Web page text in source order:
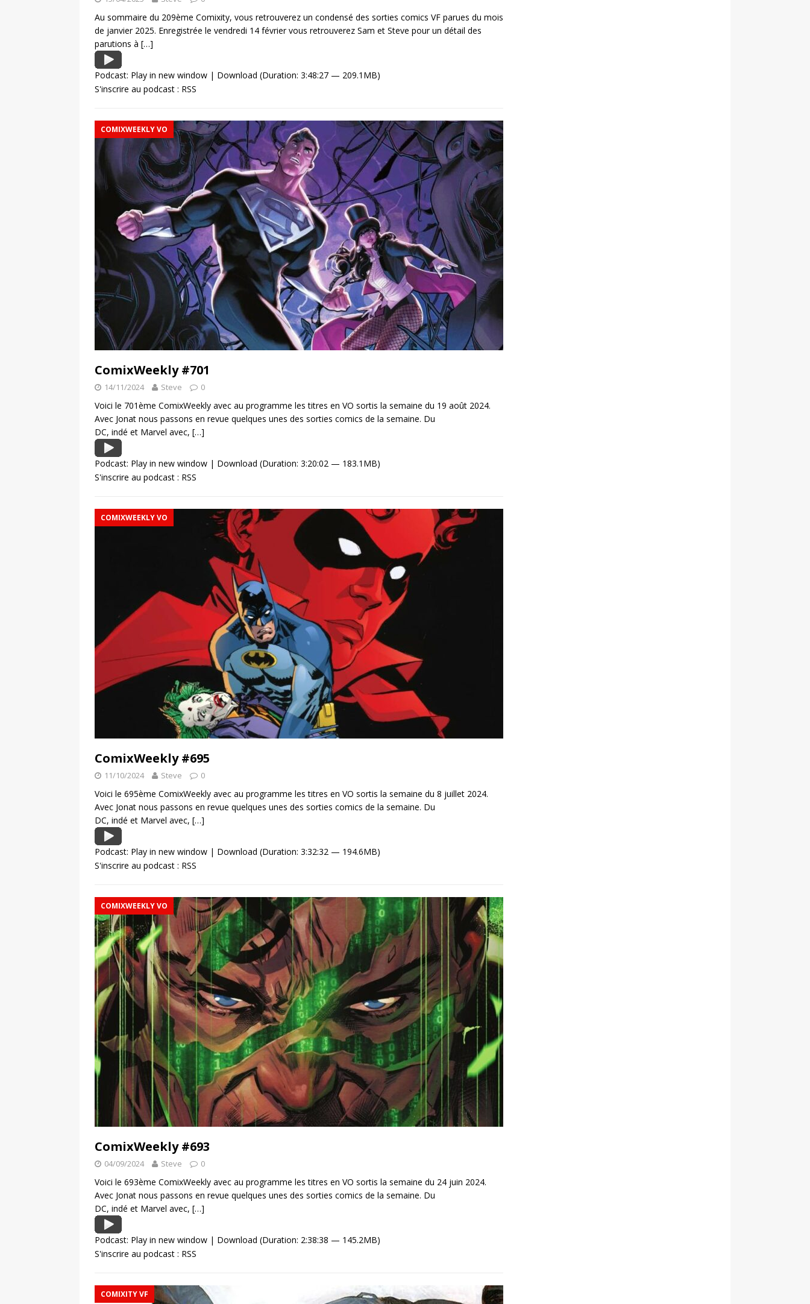
Au sommaire du 209ème Comixity, vous retrouverez un condensé des sorties comics VF parues du mois
de janvier 2025. Enregistrée le vendredi 14 février vous retrouverez Sam et Steve pour un détail des
parutions à […]
Podcast: Play in new window | Download (Duration: 3:48:27 — 209.1MB)
S'inscrire au podcast : RSS
COMIXWEEKLY VO
ComixWeekly #701
14/11/2024 Steve 0
Voici le 701ème ComixWeekly avec au programme les titres en VO sortis la semaine du 19 août 2024.
Avec Jonat nous passons en revue quelques unes des sorties comics de la semaine. Du
DC, indé et Marvel avec, […]
Podcast: Play in new window | Download (Duration: 3:20:02 — 183.1MB)
S'inscrire au podcast : RSS
COMIXWEEKLY VO
ComixWeekly #695
11/10/2024 Steve 0
Voici le 695ème ComixWeekly avec au programme les titres en VO sortis la semaine du 8 juillet 2024.
Avec Jonat nous passons en revue quelques unes des sorties comics de la semaine. Du
DC, indé et Marvel avec, […]
Podcast: Play in new window | Download (Duration: 3:32:32 — 194.6MB)
S'inscrire au podcast : RSS
COMIXWEEKLY VO
ComixWeekly #693
04/09/2024 Steve 0
Voici le 693ème ComixWeekly avec au programme les titres en VO sortis la semaine du 24 juin 2024.
Avec Jonat nous passons en revue quelques unes des sorties comics de la semaine. Du
DC, indé et Marvel avec, […]
Podcast: Play in new window | Download (Duration: 2:38:38 — 145.2MB)
S'inscrire au podcast : RSS
COMIXITY VF